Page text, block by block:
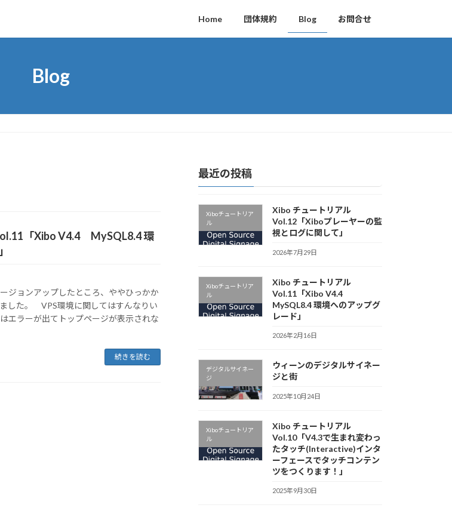
Home 団体規約 Blog お問合せ
Blog
「Xibo V4.4 MySQL8.4 環
ジョンアップしたところ、ややひっかか
した。 VPS環境に関してはすんなりい
エラーが出てトップページが表示されな
続きを読む
最近の投稿
Xiboチュートリア
ル
Xibo チュートリアル
Vol.12「Xiboプレーヤーの監
視とログに関して」
2026年7月29日
Xiboチュートリア
ル
Xibo チュートリアル
Vol.11「Xibo V4.4
MySQL8.4 環境へのアップグ
レード」
2026年2月16日
デジタルサイネー
ジ
ウィーンのデジタルサイネー
ジと街
2025年10月24日
Xiboチュートリア
ル
Xibo チュートリアル
Vol.10「V4.3で生まれ変わっ
たタッチ(Interactive)インタ
ーフェースでタッチコンテン
ツをつくります！」
2025年9月30日